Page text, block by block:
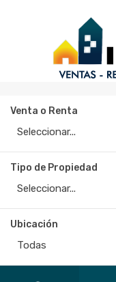
Venta o Renta
Seleccionar...
Tipo de Propiedad
Seleccionar...
Ubicación
Todas